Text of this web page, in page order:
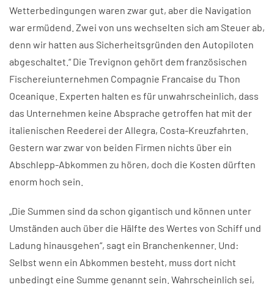
Wetterbedingungen waren zwar gut, aber die Navigation
war ermüdend. Zwei von uns wechselten sich am Steuer ab,
denn wir hatten aus Sicherheitsgründen den Autopiloten
abgeschaltet.“ Die Trevignon gehört dem französischen
Fischereiunternehmen Compagnie Francaise du Thon
Oceanique. Experten halten es für unwahrscheinlich, dass
das Unternehmen keine Absprache getroffen hat mit der
italienischen Reederei der Allegra, Costa-Kreuzfahrten.
Gestern war zwar von beiden Firmen nichts über ein
Abschlepp-Abkommen zu hören, doch die Kosten dürften
enorm hoch sein.
„Die Summen sind da schon gigantisch und können unter
Umständen auch über die Hälfte des Wertes von Schiff und
Ladung hinausgehen“, sagt ein Branchenkenner. Und:
Selbst wenn ein Abkommen besteht, muss dort nicht
unbedingt eine Summe genannt sein. Wahrscheinlich sei,